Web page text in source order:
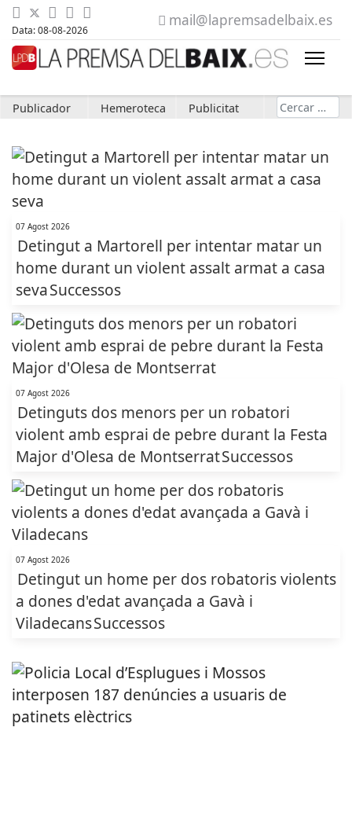
Data: 08-08-2026
mail@lapremsadelbaix.es
Publicador Hemeroteca Publicitat Cerca
07 Agost 2026
Detingut a Martorell per intentar matar un
home durant un violent assalt armat a casa
sevaSuccessos
07 Agost 2026
Detinguts dos menors per un robatori
violent amb esprai de pebre durant la Festa
Major d'Olesa de MontserratSuccessos
07 Agost 2026
Detingut un home per dos robatoris violents
a dones d'edat avançada a Gavà i
ViladecansSuccessos